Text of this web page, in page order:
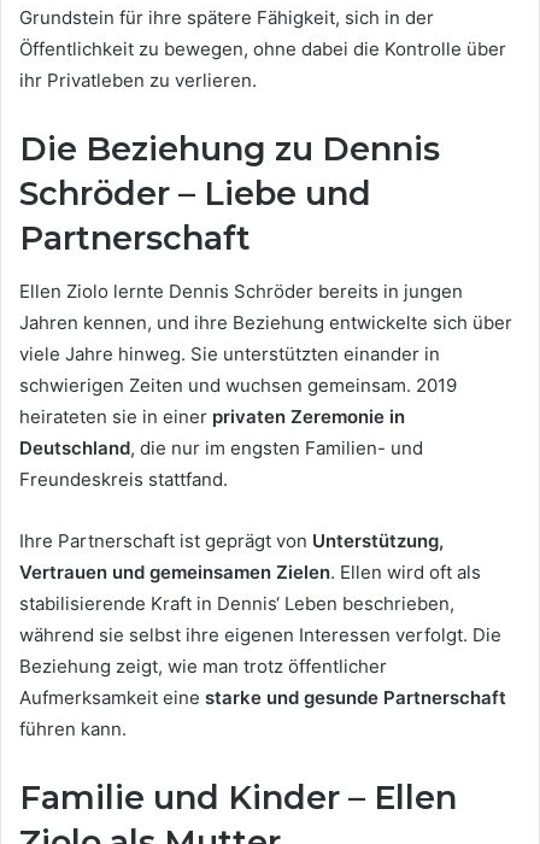
Grundstein für ihre spätere Fähigkeit, sich in der
Öffentlichkeit zu bewegen, ohne dabei die Kontrolle über
ihr Privatleben zu verlieren.
Die Beziehung zu Dennis
Schröder – Liebe und
Partnerschaft
Ellen Ziolo lernte Dennis Schröder bereits in jungen
Jahren kennen, und ihre Beziehung entwickelte sich über
viele Jahre hinweg. Sie unterstützten einander in
schwierigen Zeiten und wuchsen gemeinsam. 2019
heirateten sie in einer privaten Zeremonie in
Deutschland, die nur im engsten Familien- und
Freundeskreis stattfand.
Ihre Partnerschaft ist geprägt von Unterstützung,
Vertrauen und gemeinsamen Zielen. Ellen wird oft als
stabilisierende Kraft in Dennis‘ Leben beschrieben,
während sie selbst ihre eigenen Interessen verfolgt. Die
Beziehung zeigt, wie man trotz öffentlicher
Aufmerksamkeit eine starke und gesunde Partnerschaft
führen kann.
Familie und Kinder – Ellen